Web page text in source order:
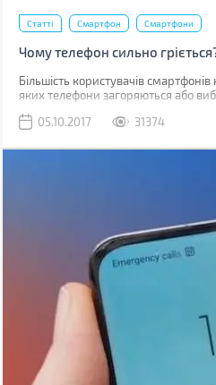
Статті Смартфон Смартфони
Чому телефон сильно
Більшість користувачів
яких телефони загоряються або
безпечно.
05.10.2017 31374